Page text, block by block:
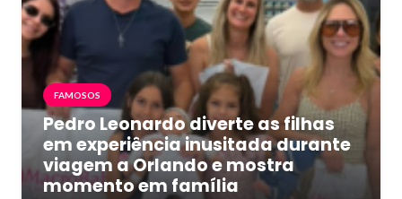
FAMOSOS
Pedro Leonardo diverte as filhas
em experiência inusitada durante
viagem a Orlando e mostra
momento em família